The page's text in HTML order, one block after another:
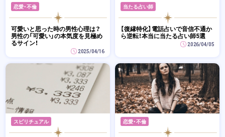
恋愛・不倫
可愛いと思った時の男性心理は？
男性の「可愛い」の本気度を見極め
るサイン！
2025/04/16
当たる占い師
【復縁特化】電話占いで音信不通か
ら逆転！本当に当たる占い師5選
2026/04/05
スピリチュアル 恋愛・不倫